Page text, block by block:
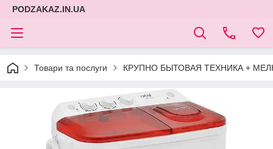
PODZAKAZ.IN.UA
Товари та послуги КРУПНО БЫТОВАЯ ТЕХНИКА +